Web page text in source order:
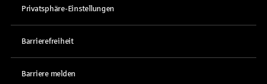
Privatsphäre-Einstellungen
Barrierefreiheit
Barriere melden